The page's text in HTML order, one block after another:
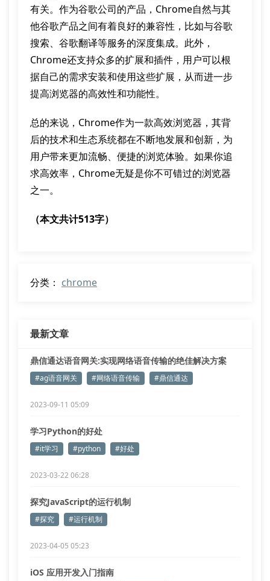
有关。作为谷歌公司的产品，Chrome自然与其
他谷歌产品之间有着良好的兼容性，比如与谷歌
搜索、谷歌翻译等服务的深度集成。此外，
Chrome还支持众多的扩展和插件，用户可以根
据自己的需求安装和使用这些扩展，从而进一步
提高浏览器的高效性和功能性。
总的来说，Chrome作为一款高效浏览器，其背
后的技术和生态系统都在不断地发展和创新，为
用户带来更加流畅、便捷的浏览体验。如果你追
求高效率，Chrome无疑是你不可错过的浏览器
之一。
（本文共计513字）
分类： chrome
最新文章
鼎信通达语音网关:实现网络语音传输的绝佳解决方案
#ag语音网关 #网络语音传输 #鼎信通达
2023-09-11 05:09
学习Python的好处
#it学习 #python #好处
2023-03-22 06:28
探究JavaScript的运行机制
#探究 #运行机制
2023-04-05 05:23
iOS 应用开发入门指南